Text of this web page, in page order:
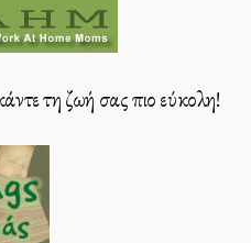
τη ζωή σας πιο εύκολη!